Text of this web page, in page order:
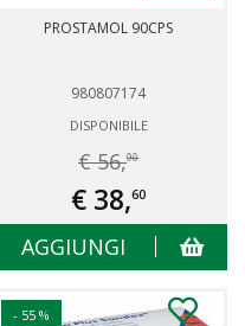
PROSTAMOL 90CPS
980807174
DISPONIBILE
€ 56,90
€ 38,60
AGGIUNGI
- 55 %